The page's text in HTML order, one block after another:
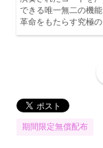
できる唯一無二の機
革命をもたらす究極
期間限定無償配布